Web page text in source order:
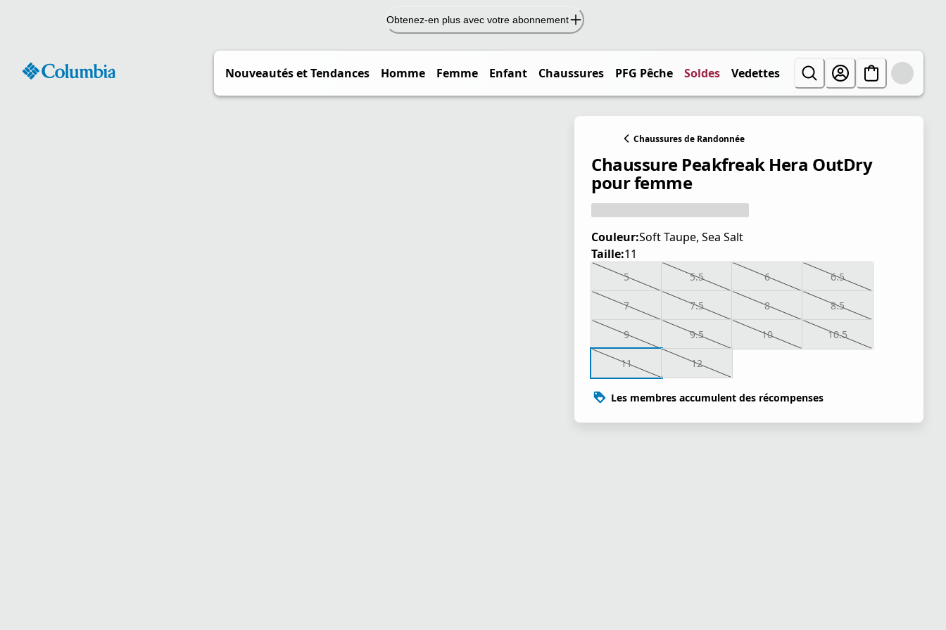
Obtenez-en plus avec votre abonnement
Nouveautés et Tendances Homme Femme Enfant Chaussures PFG Pêche Soldes Vedettes
Chaussures de Randonnée
Chaussure Peakfreak Hera OutDry
pour femme
Couleur:Soft Taupe, Sea Salt
Taille:11
5 5.5 6 6.5
7 7.5 8 8.5
9 9.5 10 10.5
11 12
Les membres accumulent des récompenses